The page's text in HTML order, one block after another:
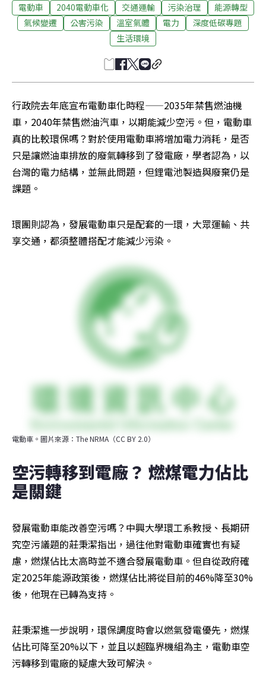
電動車 2040電動車化 交通運輸 污染治理
能源轉型
氣候變遷
公害污染 溫室氣體 電力
深度低碳專題
生活環境
行政院去年底宣布電動車化時程——2035年禁售燃油機
車，2040年禁售燃油汽車，以期能減少空污。但，電動車
真的比較環保嗎？對於使用電動車將增加電力消耗，是否
只是讓燃油車排放的廢氣轉移到了發電廠，學者認為，以
台灣的電力結構，並無此問題，但鋰電池製造與廢棄仍是
課題。
環團則認為，發展電動車只是配套的一環，大眾運輸、共
享交通，都須整體搭配才能減少污染。
電動車。圖片來源：The NRMA（CC BY 2.0）
空污轉移到電廠？ 燃煤電力佔比
是關鍵
發展電動車能改善空污嗎？中興大學環工系教授、長期研
究空污議題的莊秉潔指出，過往他對電動車確實也有疑
慮，燃煤佔比太高時並不適合發展電動車。但自從政府確
定2025年能源政策後，燃煤佔比將從目前的46%降至30%
後，他現在已轉為支持。
莊秉潔進一步說明，環保調度時會以燃氣發電優先，燃煤
佔比可降至20%以下，並且以超臨界機組為主，電動車空
污轉移到電廠的疑慮大致可解決。